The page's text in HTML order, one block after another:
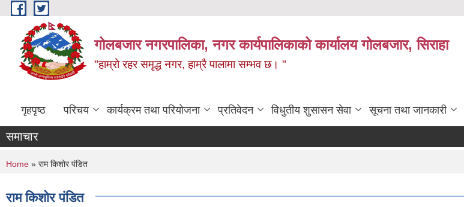
Skip to main content
गोलबजार नगरपालिका, नगर कार्यपालिकाको कार्यालय गोलबजार, सिराहा
"हाम्रो रहर समृद्ध नगर, हाम्रै पालामा सम्भव छ। "
गृहपृष्ठ परिचय कार्यक्रम तथा परियोजना प्रतिवेदन विधुतीय शुसासन सेवा सूचना तथा जानकारी
समाचार
You are here
Home » राम किशोर पंडित
राम किशोर पंडित